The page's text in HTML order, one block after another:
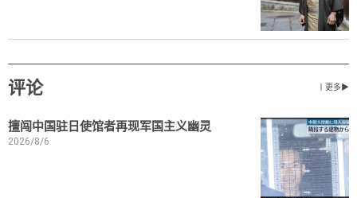
评论 丨更多▶
擅闯中国驻日使馆者再现军国主义幽灵
2026/8/6